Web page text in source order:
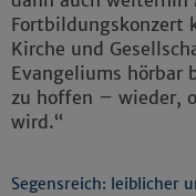
Fortbildungskonzert
Kirche und
Evangeliums hörbar
zu hoffen – wieder,
wird.“
Segensreich: leiblicher